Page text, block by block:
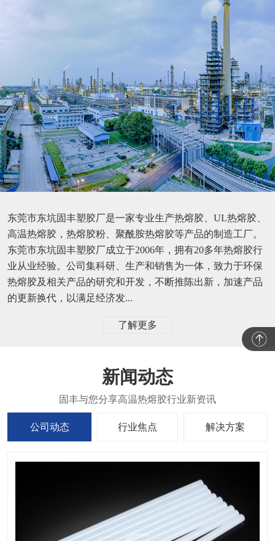
东莞市东坑固丰塑胶厂是一家专业生产热熔胶、UL热熔胶、
高温热熔胶，热熔胶粉、聚酰胺热熔胶等产品的制造工厂。
东莞市东坑固丰塑胶厂成立于2006年，拥有20多年热熔胶行
业从业经验。公司集科研、生产和销售为一体，致力于环保
热熔胶及相关产品的研究和开发，不断推陈出新，加速产品
的更新换代，以满足经济发...
了解更多
新闻动态
公司动态 行业焦点 解决方案